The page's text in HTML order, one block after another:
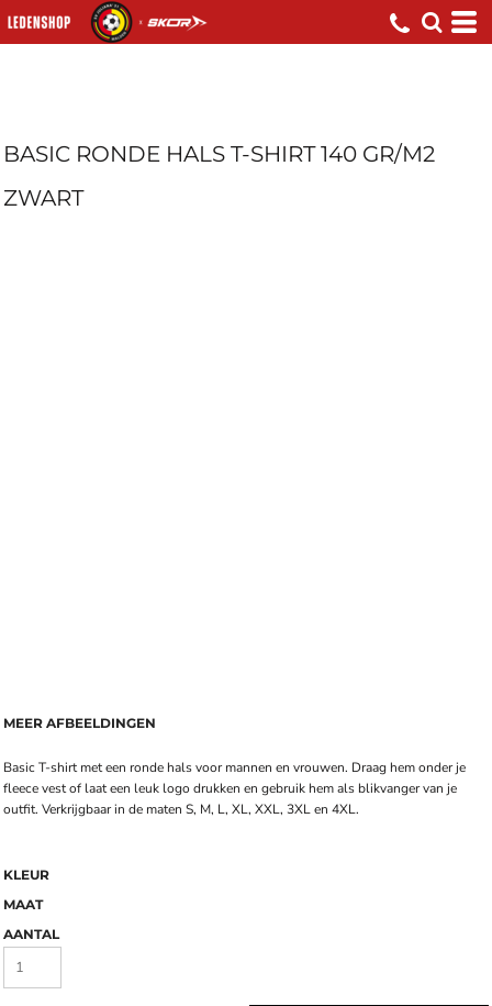
BASIC RONDE HALS T-SHIRT 140 GR/M2
ZWART
MEER AFBEELDINGEN
Basic T-shirt met een ronde hals voor mannen en vrouwen. Draag hem onder je
fleece vest of laat een leuk logo drukken en gebruik hem als blikvanger van je
outfit. Verkrijgbaar in de maten S, M, L, XL, XXL, 3XL en 4XL.
KLEUR
MAAT
AANTAL